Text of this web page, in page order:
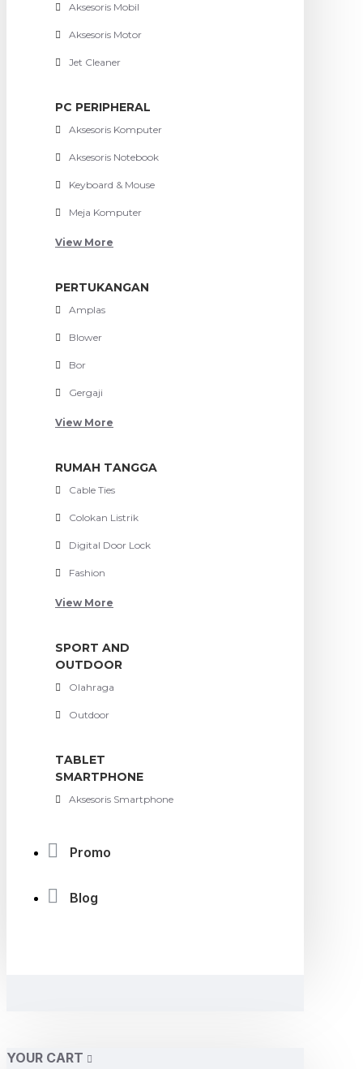
Aksesoris Mobil
Aksesoris Motor
Jet Cleaner
PC PERIPHERAL
Aksesoris Komputer
Aksesoris Notebook
Keyboard & Mouse
Meja Komputer
View More
PERTUKANGAN
Amplas
Blower
Bor
Gergaji
View More
RUMAH TANGGA
Cable Ties
Colokan Listrik
Digital Door Lock
Fashion
View More
SPORT AND
OUTDOOR
Olahraga
Outdoor
TABLET
SMARTPHONE
Aksesoris Smartphone
Promo
Blog
YOUR CART